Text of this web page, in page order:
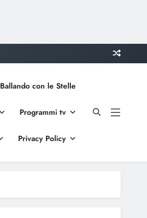
Ballando con le Stelle
Programmi tv
Privacy Policy